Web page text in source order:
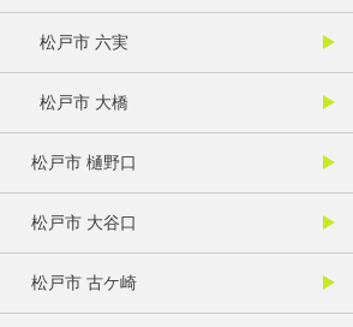
松戸市 六実
松戸市 大橋
松戸市 樋野口
松戸市 大谷口
松戸市 古ケ崎